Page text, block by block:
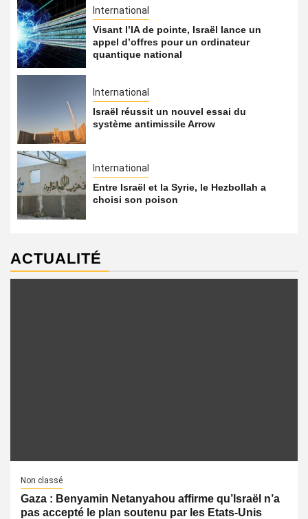
International
Visant l’IA de pointe, Israël lance un
appel d’offres pour un ordinateur
quantique national
International
Israël réussit un nouvel essai du
système antimissile Arrow
International
Entre Israël et la Syrie, le Hezbollah a
choisi son poison
ACTUALITÉ
Non classé
Gaza : Benyamin Netanyahou affirme qu’Israël n’a
pas accepté le plan soutenu par les Etats-Unis